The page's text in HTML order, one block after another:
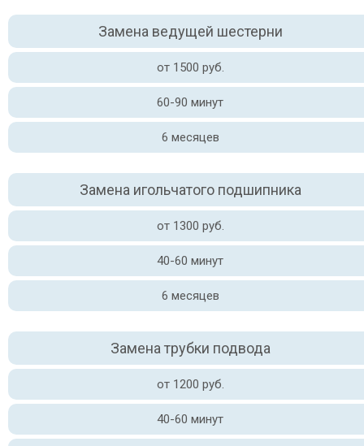
Замена ведущей шестерни
от 1500 руб.
60-90 минут
6 месяцев
Замена игольчатого подшипника
от 1300 руб.
40-60 минут
6 месяцев
Замена трубки подвода
от 1200 руб.
40-60 минут